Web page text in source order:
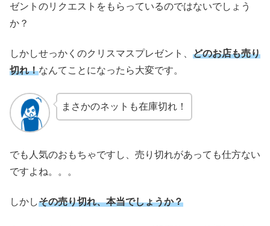
ゼントのリクエストをもらっているのではないでしょう
か？
しかしせっかくのクリスマスプレゼント、 どのお店も売り
切れ！なんてことになったら大変です。
まさかのネットも在庫切れ！
でも人気のおもちゃですし、売り切れがあっても仕方ない
ですよね。。。
しかしその売り切れ、本当でしょうか？